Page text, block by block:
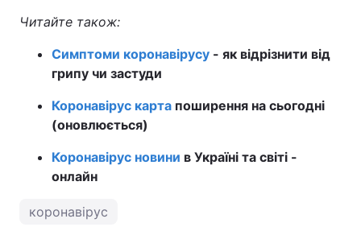
Читайте також:
Симптоми коронавірусу - як відрізнити від
грипу чи застуди
Коронавірус карта поширення на сьогодні
(оновлюється)
Коронавірус новини в Україні та світі -
онлайн
коронавірус